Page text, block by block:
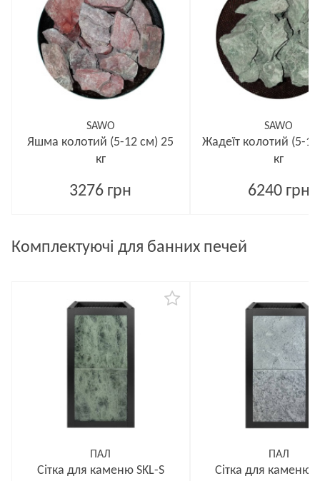
SAWO
Яшма колотий (5-12 см) 25
кг
3276 грн
SAWO
Жадеїт колотий (5-
кг
6240 грн
Комплектуючі для банних печей
ПАЛ
Сітка для каменю SKL-S
ПАЛ
Сітка для каменю